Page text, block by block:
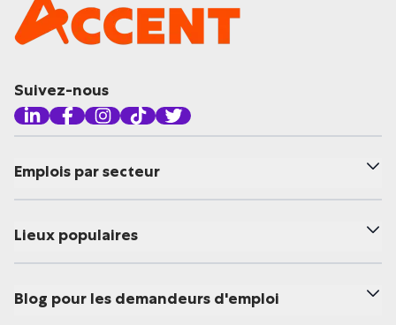
Suivez-nous
Emplois par secteur
Lieux populaires
Blog pour les demandeurs d'emploi